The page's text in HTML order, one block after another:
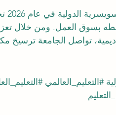
بسوق العمل. ومن خلال
تواصل الجامعة ترسيخ
#التعليم_العالمي